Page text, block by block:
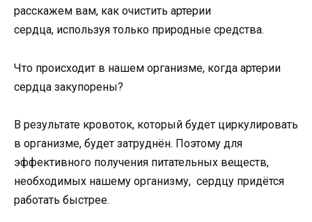
расскажем вам, как очистить артерии
сердца, используя только природные средства.
Что происходит в нашем организме, когда артерии
сердца закупорены?
В результате кровоток, который будет циркулировать
в организме, будет затруднён. Поэтому для
эффективного получения питательных веществ,
необходимых нашему организму, сердцу придётся
работать быстрее.